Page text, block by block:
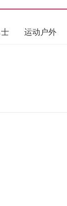
运动户外